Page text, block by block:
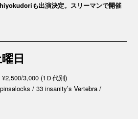
も出演決定。スリーマンで開催
日
3,000 (1Ｄ代別)
/ 33 insanity’s Vertebra /